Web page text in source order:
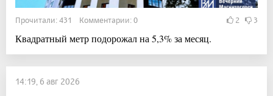
Прочитали: 431 Комментарии: 0 2 3
Квадратный метр подорожал на 5,3% за месяц.
14:19, 6 авг 2026